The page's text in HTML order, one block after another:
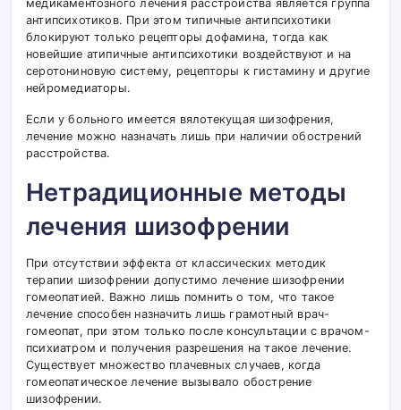
медикаментозного лечения расстройства является группа
антипсихотиков. При этом типичные антипсихотики
блокируют только рецепторы дофамина, тогда как
новейшие атипичные антипсихотики воздействуют и на
серотониновую систему, рецепторы к гистамину и другие
нейромедиаторы.
Если у больного имеется вялотекущая шизофрения,
лечение можно назначать лишь при наличии обострений
расстройства.
Нетрадиционные методы
лечения шизофрении
При отсутствии эффекта от классических методик
терапии шизофрении допустимо лечение шизофрении
гомеопатией. Важно лишь помнить о том, что такое
лечение способен назначить лишь грамотный врач-
гомеопат, при этом только после консультации с врачом-
психиатром и получения разрешения на такое лечение.
Существует множество плачевных случаев, когда
гомеопатическое лечение вызывало обострение
шизофрении.